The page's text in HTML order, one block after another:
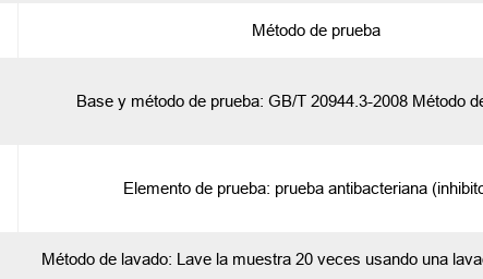
Método de prueba
Base y método de prueba: GB/T 20944.3-2008 Método
Elemento de prueba: prueba antibacteriana
Método de lavado: Lave la muestra 20 veces usando una